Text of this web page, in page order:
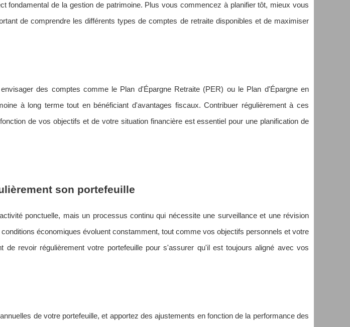
fondamental de la gestion de patrimoine. Plus vous commencez à planifier tôt, mieux vous
de comprendre les différents types de comptes de retraite disponibles et de maximiser
des comptes comme le Plan d'Épargne Retraite (PER) ou le Plan d'Épargne en
à long terme tout en bénéficiant d'avantages fiscaux. Contribuer régulièrement à ces
de vos objectifs et de votre situation financière est essentiel pour une planification de
son portefeuille
ponctuelle, mais un processus continu qui nécessite une surveillance et une révision
économiques évoluent constamment, tout comme vos objectifs personnels et votre
de revoir régulièrement votre portefeuille pour s'assurer qu'il est toujours aligné avec vos
de votre portefeuille, et apportez des ajustements en fonction de la performance des